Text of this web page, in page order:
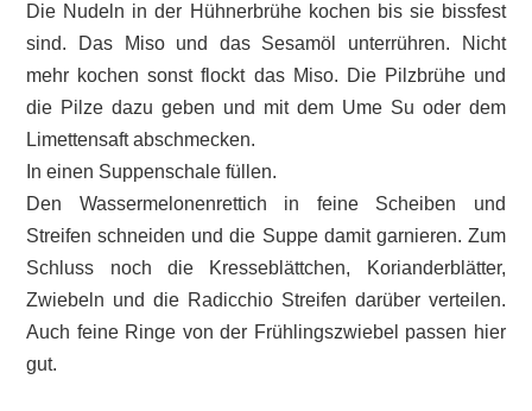
Die Nudeln in der Hühnerbrühe kochen bis sie bissfest
sind. Das Miso und das Sesamöl unterrühren. Nicht
mehr kochen sonst flockt das Miso. Die Pilzbrühe und
die Pilze dazu geben und mit dem Ume Su oder dem
Limettensaft abschmecken.
In einen Suppenschale füllen.
Den Wassermelonenrettich in feine Scheiben und
Streifen schneiden und die Suppe damit garnieren. Zum
Schluss noch die Kresseblättchen, Korianderblätter,
Zwiebeln und die Radicchio Streifen darüber verteilen.
Auch feine Ringe von der Frühlingszwiebel passen hier
gut.